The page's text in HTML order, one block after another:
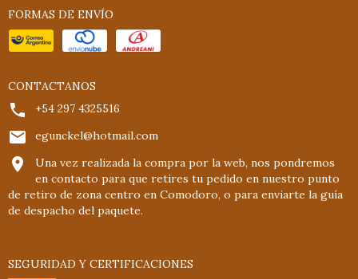
FORMAS DE ENVÍO
CONTACTANOS
+54 297 4325516
egunckel@hotmail.com
Una vez realizada la compra por la web, nos pondremos
en contacto para que retires tu pedido en nuestro punto
de retiro de zona centro en Comodoro, o para enviarte la guía
de despacho del paquete.
SEGURIDAD Y CERTIFICACIONES